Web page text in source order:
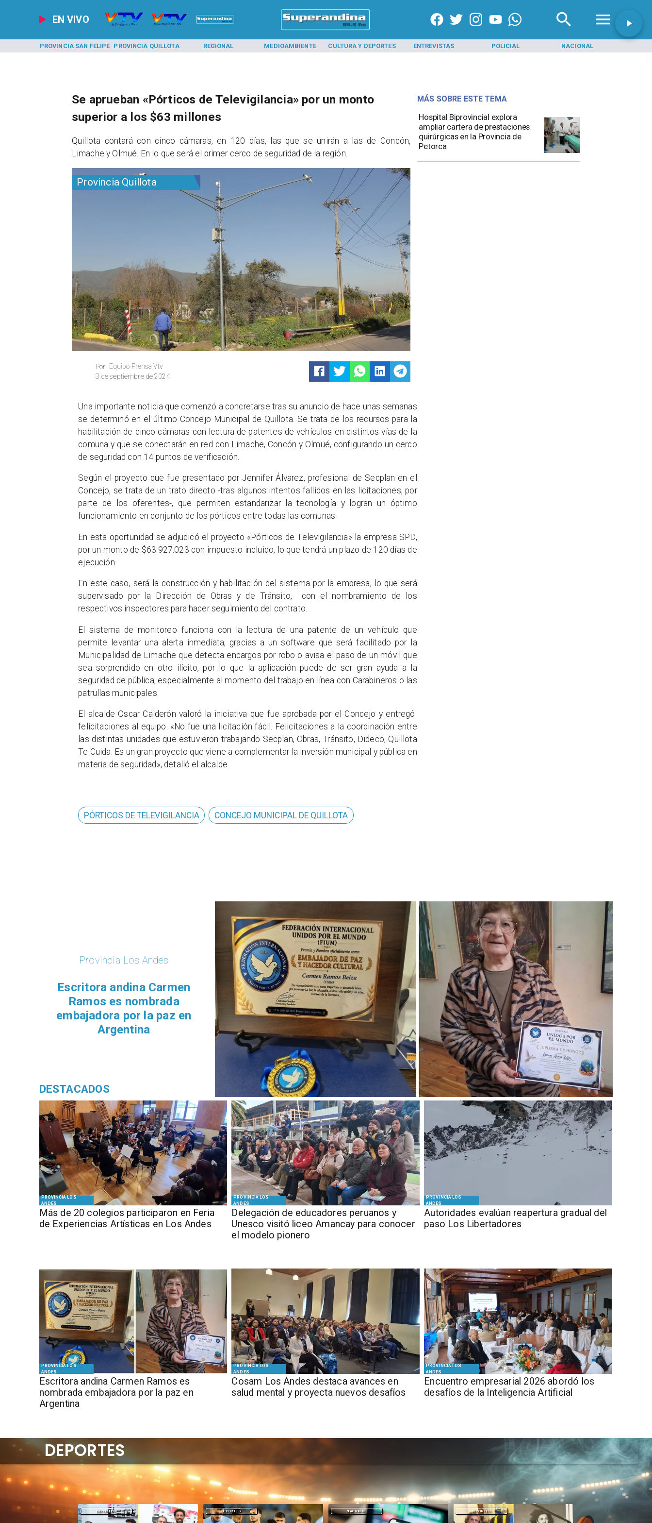
EN VIVO
PROVINCIA SAN FELIPE PROVINCIA QUILLOTA REGIONAL MEDIOAMBIENTE CULTURA Y DEPORTES ENTREVISTAS POLICIAL NACIONAL
Provincia Quillota
Equipo Prensa Vtv
Por
3 de septiembre de 2024
Hospital Biprovincial explora
ampliar cartera de prestaciones
quirúrgicas en la Provincia de
Petorca
MÁS SOBRE ESTE TEMA
Se aprueban «Pórticos de Televigilancia» por un monto
superior a los $63 millones
Quillota contará con cinco cámaras, en 120 días, las que se unirán a las de Concón,
Limache y Olmué. En lo que será el primer cerco de seguridad de la región.
Una importante noticia que comenzó a concretarse tras su anuncio de hace unas semanas
se determinó en el último Concejo Municipal de Quillota. Se trata de los recursos para la
habilitación de cinco cámaras con lectura de patentes de vehículos en distintos vías de la
comuna y que se conectarán en red con Limache, Concón y Olmué, configurando un cerco
de seguridad con 14 puntos de verificación.
Según el proyecto que fue presentado por Jennifer Álvarez, profesional de Secplan en el
Concejo, se trata de un trato directo -tras algunos intentos fallidos en las licitaciones, por
parte de los oferentes-, que permiten estandarizar la tecnología y logran un óptimo
funcionamiento en conjunto de los pórticos entre todas las comunas.
En esta oportunidad se adjudicó el proyecto «Pórticos de Televigilancia» la empresa SPD,
por un monto de $63.927.023 con impuesto incluido, lo que tendrá un plazo de 120 días de
ejecución.
En este caso, será la construcción y habilitación del sistema por la empresa, lo que será
supervisado por la Dirección de Obras y de Tránsito, con el nombramiento de los
respectivos inspectores para hacer seguimiento del contrato.
El sistema de monitoreo funciona con la lectura de una patente de un vehículo que
permite levantar una alerta inmediata, gracias a un software que será facilitado por la
Municipalidad de Limache que detecta encargos por robo o avisa el paso de un móvil que
sea sorprendido en otro ilícito, por lo que la aplicación puede de ser gran ayuda a la
seguridad de pública, especialmente al momento del trabajo en línea con Carabineros o las
patrullas municipales.
El alcalde Oscar Calderón valoró la iniciativa que fue aprobada por el Concejo y entregó
felicitaciones al equipo. «No fue una licitación fácil. Felicitaciones a la coordinación entre
las distintas unidades que estuvieron trabajando Secplan, Obras, Tránsito, Dideco, Quillota
Te Cuida. Es un gran proyecto que viene a complementar la inversión municipal y pública en
materia de seguridad», detalló el alcalde.
PÓRTICOS DE TELEVIGILANCIA CONCEJO MUNICIPAL DE QUILLOTA
PROVINCIA LOS
ANDES
Más de 20 colegios participaron en Feria
de Experiencias Artísticas en Los Andes
PROVINCIA LOS
ANDES
Delegación de educadores peruanos y
Unesco visitó liceo Amancay para conocer
el modelo pionero
PROVINCIA LOS
ANDES
​​Autoridades evalúan reapertura gradual del
paso Los Libertadores
PROVINCIA LOS
ANDES
Escritora andina Carmen Ramos es
nombrada embajadora por la paz en
Argentina
PROVINCIA LOS
ANDES
Cosam Los Andes destaca avances en
salud mental y proyecta nuevos desafíos
PROVINCIA LOS
ANDES
Encuentro empresarial 2026 abordó los
desafíos de la Inteligencia Artificial
Provincia Los Andes
Escritora andina Carmen
Ramos es nombrada
embajadora por la paz en
Argentina
DESTACADOS
DEPORTES NACIONAL DEPORTES DEPORTES
DEPORTES